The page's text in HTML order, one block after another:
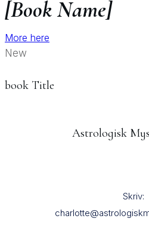
[Book Name]
More here
New
book Title
Astrologisk
Skriv: